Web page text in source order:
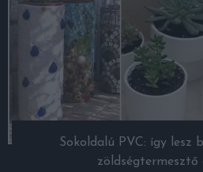
Sokoldalú PVC: így lesz
zöldségtermesztő